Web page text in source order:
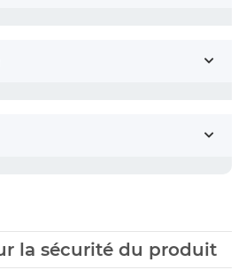
la sécurité du produit